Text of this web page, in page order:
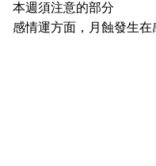
本週須注意的部分
感情運方面，月蝕發生